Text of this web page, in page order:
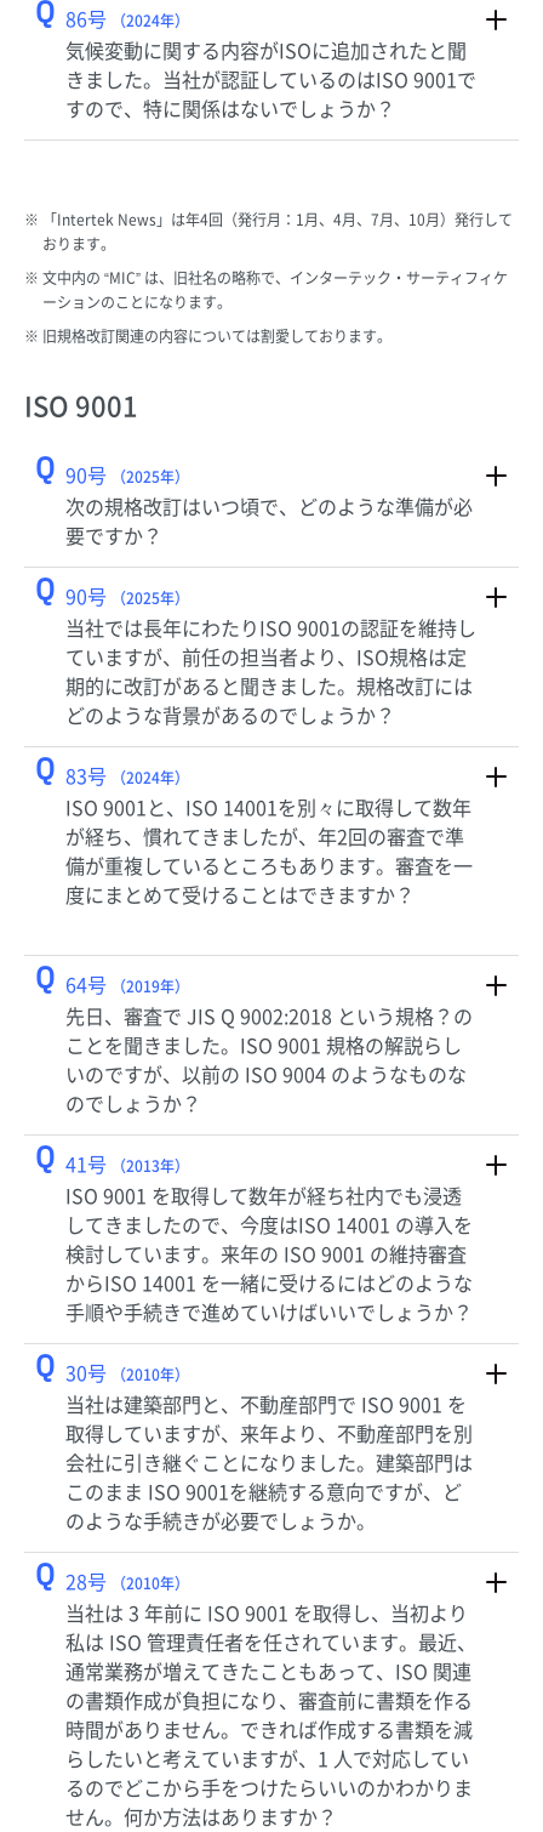
Q 86号 （2024年）
気候変動に関する内容がISOに追加されたと聞
きました。当社が認証しているのはISO 9001で
すので、特に関係はないでしょうか？
「Intertek News」は年4回（発行月：1月、4月、7月、10月）発行して
おります。
文中内の “MIC” は、旧社名の略称で、インターテック・サーティフィケ
ーションのことになります。
旧規格改訂関連の内容については割愛しております。
ISO 9001
Q 90号 （2025年）
次の規格改訂はいつ頃で、どのような準備が必
要ですか？
Q 90号 （2025年）
当社では長年にわたりISO 9001の認証を維持し
ていますが、前任の担当者より、ISO規格は定
期的に改訂があると聞きました。規格改訂には
どのような背景があるのでしょうか？
Q 83号 （2024年）
ISO 9001と、ISO 14001を別々に取得して数年
が経ち、慣れてきましたが、年2回の審査で準
備が重複しているところもあります。審査を一
度にまとめて受けることはできますか？
Q 64号 （2019年）
先日、審査で JIS Q 9002:2018 という規格？の
ことを聞きました。ISO 9001 規格の解説らし
いのですが、以前の ISO 9004 のようなものな
のでしょうか？
Q 41号 （2013年）
ISO 9001 を取得して数年が経ち社内でも浸透
してきましたので、今度はISO 14001 の導入を
検討しています。来年の ISO 9001 の維持審査
からISO 14001 を一緒に受けるにはどのような
手順や手続きで進めていけばいいでしょうか？
Q 30号 （2010年）
当社は建築部門と、不動産部門で ISO 9001 を
取得していますが、来年より、不動産部門を別
会社に引き継ぐことになりました。建築部門は
このまま ISO 9001を継続する意向ですが、ど
のような手続きが必要でしょうか。
Q 28号 （2010年）
当社は 3 年前に ISO 9001 を取得し、当初より
私は ISO 管理責任者を任されています。最近、
通常業務が増えてきたこともあって、ISO 関連
の書類作成が負担になり、審査前に書類を作る
時間がありません。できれば作成する書類を減
らしたいと考えていますが、1 人で対応してい
るのでどこから手をつけたらいいのかわかりま
せん。何か方法はありますか？